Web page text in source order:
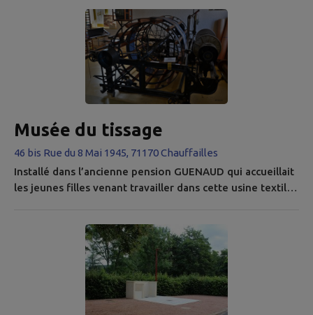
franchissant le Botoret et d'une porte cochère, le
château consiste en un gros corps de logis rectangulaire,
flanqué sur ses angles nord-est et sud-est de deux tours
Musée du tissage
46 bis Rue du 8 Mai 1945, 71170 Chauffailles
Installé dans l’ancienne pension GUENAUD qui accueillait
les jeunes filles venant travailler dans cette usine textile
métiers à tisser encore fonctionnels, du métier à bras
jusqu’au métier mécanique. Vous seront aussi présentées
diverses machines permettant le dévidage, le cannetage